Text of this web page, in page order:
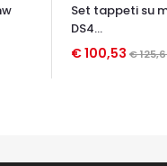
Set tappeti su
DS4...
€ 100,53 €